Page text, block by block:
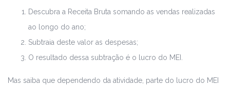
Descubra a Receita Bruta somando as vendas realizadas
ao longo do ano;
Subtraia deste valor as despesas;
O resultado dessa subtração é o lucro do MEI.
Mas saiba que dependendo da atividade, parte do lucro do MEI